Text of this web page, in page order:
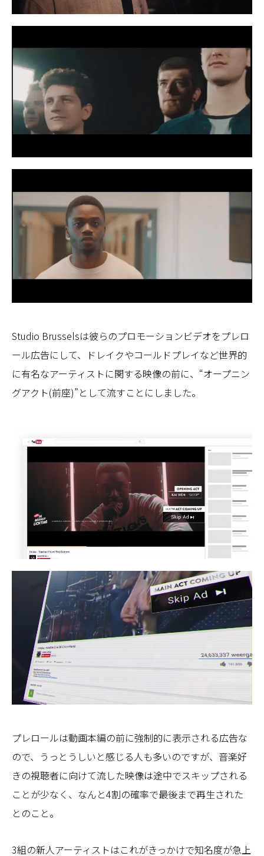
Studio Brusselsは彼らのプロモーションビデオをプレロ
ール広告にして、ドレイクやコールドプレイなど世界的
に有名なアーティストに関する映像の前に、“オープニン
グアクト(前座)”として流すことにしました。
プレロールは動画本編の前に強制的に表示される広告な
ので、うっとうしいと感じる人も多いのですが、音楽好
きの視聴者に向けて流した映像は途中でスキップされる
ことが少なく、なんと4割の確率で最後まで再生された
とのこと。
3組の新人アーティストはこれがきっかけで知名度が急上